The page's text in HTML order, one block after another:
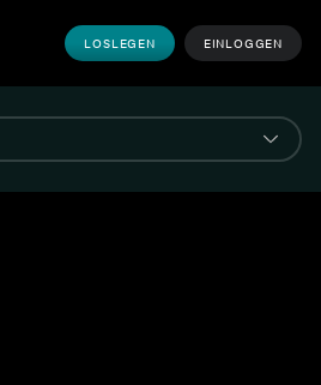
LOSLEGEN EINLOGGEN